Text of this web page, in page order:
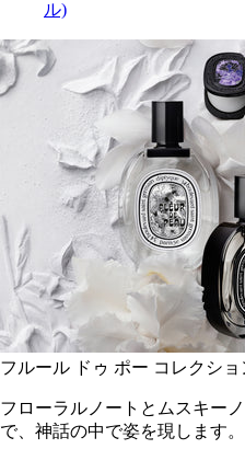
ル)
フルール ドゥ ポー コレクショ
フローラルノートとムスキー
で、神話の中で姿を現します。